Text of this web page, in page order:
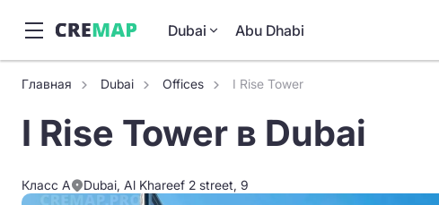
Dubai Abu Dhabi
Главная Dubai Offices I Rise Tower
I Rise Tower в Dubai
Класс A Dubai, Al Khareef 2 street, 9